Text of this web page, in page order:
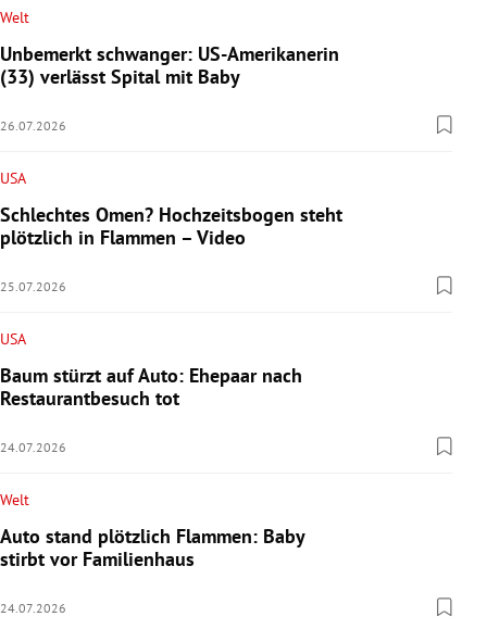
Welt
Unbemerkt schwanger: US-Amerikanerin
(33) verlässt Spital mit Baby
26.07.2026
USA
Schlechtes Omen? Hochzeitsbogen steht
plötzlich in Flammen – Video
25.07.2026
USA
Baum stürzt auf Auto: Ehepaar nach
Restaurantbesuch tot
24.07.2026
Welt
Auto stand plötzlich Flammen: Baby
stirbt vor Familienhaus
24.07.2026